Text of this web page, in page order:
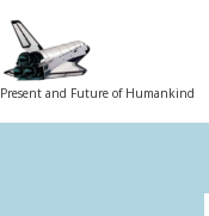
Skip
to
content
Present and Future of Humankind